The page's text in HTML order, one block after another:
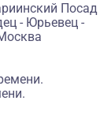
Посад
- Юрьевец -